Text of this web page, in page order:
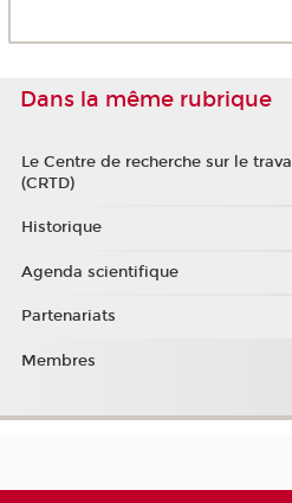
Dans la même rubrique
Le Centre de recherche sur le
(CRTD)
Historique
Agenda scientifique
Partenariats
Membres